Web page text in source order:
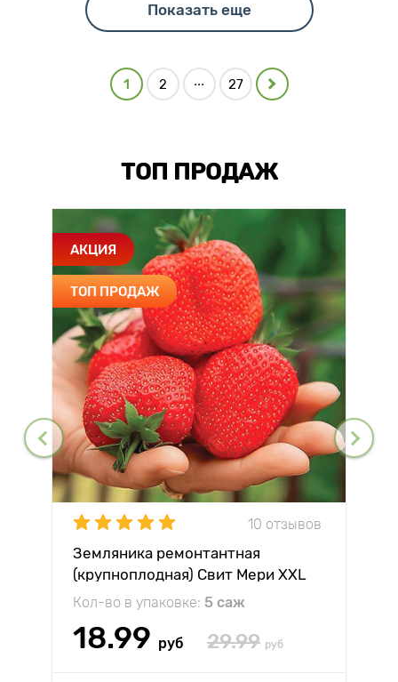
Показать еще
1 2 ... 27
ТОП ПРОДАЖ
АКЦИЯ
ТОП ПРОДАЖ
10 отзывов
Земляника ремонтантная
(крупноплодная) Свит Мери XXL
Кол-во в упаковке: 5 саж
18.99 руб 29.99 руб